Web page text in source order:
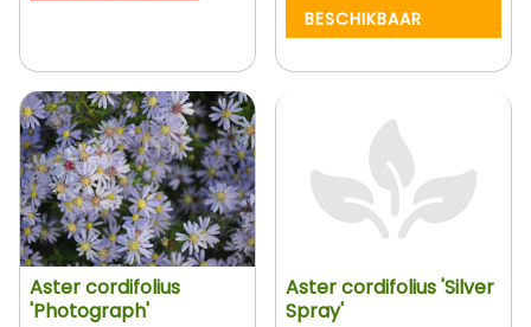
BESCHIKBAAR
Aster cordifolius
'Photograph'
Aster cordifolius 'Silver
Spray'